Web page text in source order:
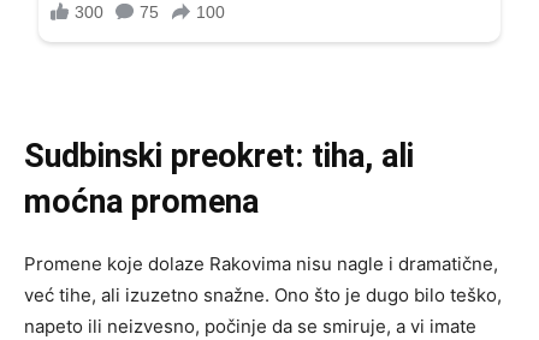
Sudbinski preokret: tiha, ali
moćna promena
Promene koje dolaze Rakovima nisu nagle i dramatične,
već tihe, ali izuzetno snažne. Ono što je dugo bilo teško,
napeto ili neizvesno, počinje da se smiruje, a vi imate